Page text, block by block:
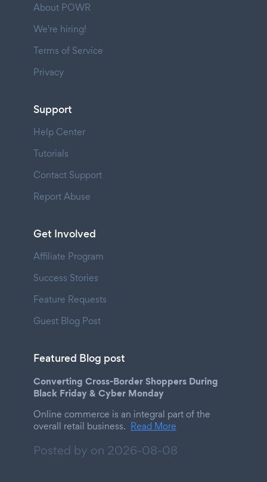
About POWR
We're hiring!
Terms of Service
Privacy
Support
Help Center
Tutorials
Contact Support
Report Abuse
Get Involved
Affiliate Program
Success Stories
Feature Requests
Guest Blog Post
Featured Blog post
Converting Cross-Border Shoppers During
Black Friday & Cyber Monday
Online commerce is an integral part of the
overall retail business. Read More
Posted by on 2026-08-08